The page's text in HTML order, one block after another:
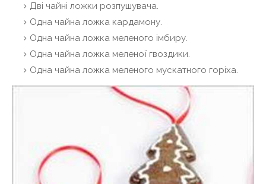
Дві чайні ложки розпушувача.
Одна чайна ложка кардамону.
Одна чайна ложка меленого імбиру.
Одна чайна ложка меленої гвоздики.
Одна чайна ложка меленого мускатного горіха.